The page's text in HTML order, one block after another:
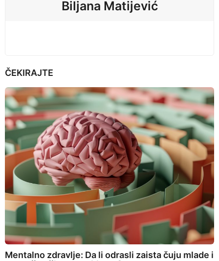
Biljana Matijević
ČEKIRAJTE
Mentalno zdravlje: Da li odrasli zaista čuju mlade i